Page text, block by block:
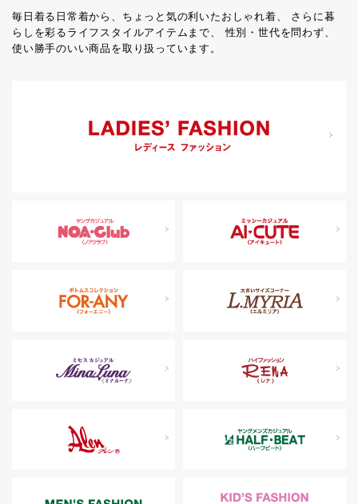
毎日着る日常着から、ちょっと気の利いたおしゃれ着、
さらに暮
らしを彩るライフスタイルアイテムまで、
性別・世代を問わず、
使い勝手のいい商品を取り扱っています。